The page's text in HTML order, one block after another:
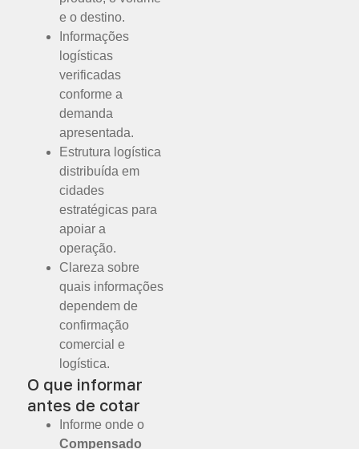
e o destino.
Informações
logísticas
verificadas
conforme a
demanda
apresentada.
Estrutura logística
distribuída em
cidades
estratégicas para
apoiar a
operação.
Clareza sobre
quais informações
dependem de
confirmação
comercial e
logística.
O que informar
antes de cotar
Informe onde o
Compensado